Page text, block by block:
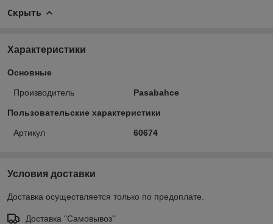
Скрыть
Характеристики
Основные
Производитель Pasabahce
Пользовательские характеристики
Артикул 60674
Условия доставки
Доставка осуществляется только по предоплате.
Доставка "Самовывоз"